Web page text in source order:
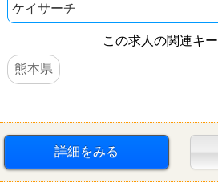
ケイサーチ
この求人の関連キ
熊本県
詳細をみる